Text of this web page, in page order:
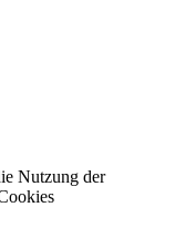
Nutzung der